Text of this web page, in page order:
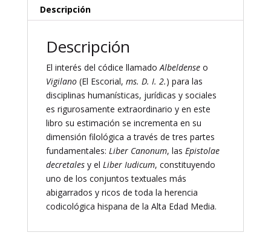
Monasterio
de
Escorial,
cantidad
Descripción
Descripción
El interés del códice llamadoAlbeldense o
Vigilano (El Escorial, ms. D. I. 2.) para las
disciplinas humanísticas, jurídicas y sociales
es rigurosamente extraordinario y en este
libro su estimación se incrementa en su
dimensión filológica a través de tres partes
fundamentales: Liber Canonum, las Epistolae
decretalesy el Liber Iudicum, constituyendo
uno de los conjuntos textuales más
abigarrados y ricos de toda la herencia
codicológica hispana de la Alta Edad Media.